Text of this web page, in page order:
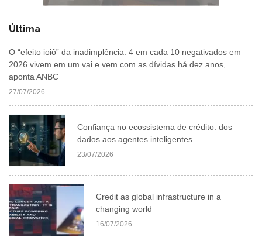
Última
O “efeito ioiô” da inadimplência: 4 em cada 10 negativados em
2026 vivem em um vai e vem com as dívidas há dez anos,
aponta ANBC
27/07/2026
Confiança no ecossistema de crédito: dos
dados aos agentes inteligentes
23/07/2026
Credit as global infrastructure in a
changing world
16/07/2026